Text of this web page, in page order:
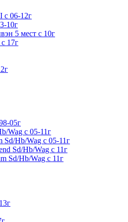
с 06-12г
10г
5 мест с 10г
17г
05г
Wag с 05-11г
Sd/Hb/Wag с 05-11г
Sd/Hb/Wag с 11г
Sd/Hb/Wag с 11г